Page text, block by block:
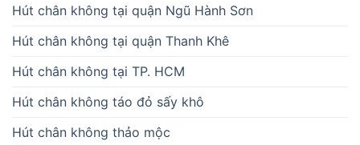
Hút chân không tại quận Ngũ Hành Sơn
Hút chân không tại quận Thanh Khê
Hút chân không tại TP. HCM
Hút chân không táo đỏ sấy khô
Hút chân không thảo mộc